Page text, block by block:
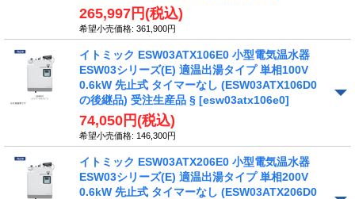
265,997円 (税込)
希望小売価格: 361,900円
イトミック ESW03ATX106E0 小型電気温水器
ESW03シリーズ(E) 適温出湯タイプ 単相100V
0.6kW 先止式 タイマーなし (ESW03ATX106D0
の後継品) 受注生産品 § [esw03atx106e0]
74,050円 (税込)
希望小売価格: 146,300円
イトミック ESW03ATX206E0 小型電気温水器
ESW03シリーズ(E) 適温出湯タイプ 単相200V
0.6kW 先止式 タイマーなし (ESW03ATX206D0